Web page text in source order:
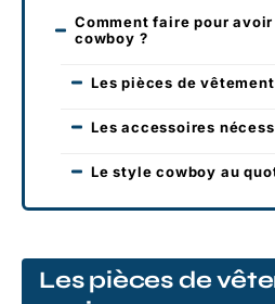
Comment faire pour
cowboy ?
Les pièces de
Les accessoires
Le style cowboy au
Les pièces de